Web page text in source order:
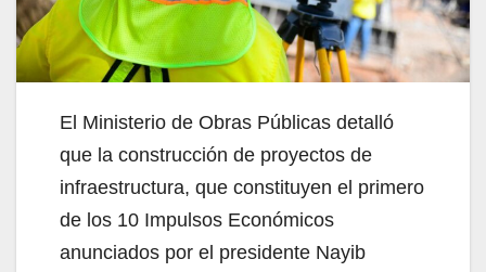
El Ministerio de Obras Públicas detalló
que la construcción de proyectos de
infraestructura, que constituyen el primero
de los 10 Impulsos Económicos
anunciados por el presidente Nayib